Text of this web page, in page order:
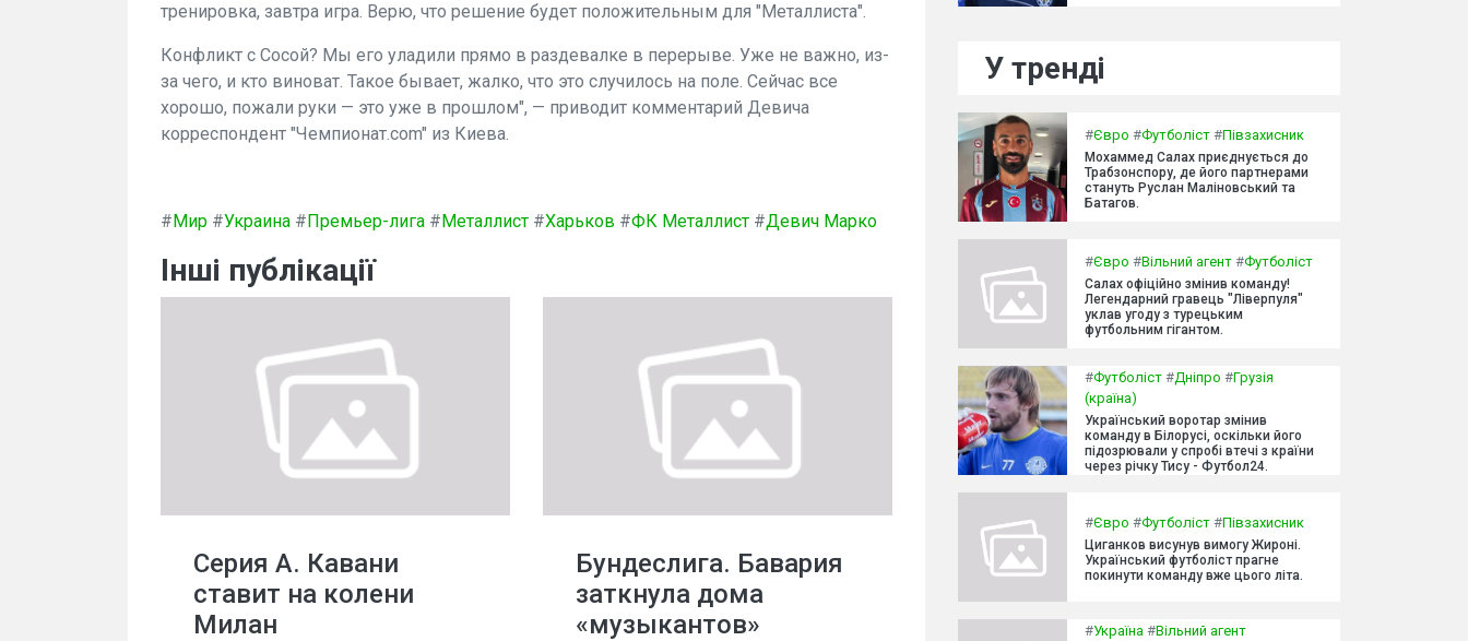
тренировка, завтра игра. Верю, что решение будет положительным для "Металлиста".
Конфликт с Сосой? Мы его уладили прямо в раздевалке в перерыве. Уже не важно, из-
за чего, и кто виноват. Такое бывает, жалко, что это случилось на поле. Сейчас все
хорошо, пожали руки — это уже в прошлом", — приводит комментарий Девича
корреспондент "Чемпионат.com" из Киева.
#Мир #Украина #Премьер-лига #Металлист #Харьков #ФК Металлист #Девич Марко
Інші публікації
Серия А. Кавани
ставит на колени
Милан
Бундеслига. Бавария
заткнула дома
«музыкантов»
У тренді
#Євро #Футболіст #Півзахисник
Мохаммед Салах приєднується до
Трабзонспору, де його партнерами
стануть Руслан Маліновський та
Батагов.
#Євро #Вільний агент #Футболіст
Салах офіційно змінив команду!
Легендарний гравець "Ліверпуля"
уклав угоду з турецьким
футбольним гігантом.
#Футболіст #Дніпро #Грузія
(країна)
Український воротар змінив
команду в Білорусі, оскільки його
підозрювали у спробі втечі з країни
через річку Тису - Футбол24.
#Євро #Футболіст #Півзахисник
Циганков висунув вимогу Жироні.
Український футболіст прагне
покинути команду вже цього літа.
#Україна #Вільний агент